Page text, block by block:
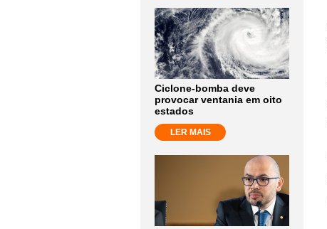
Ciclone-bomba deve
provocar ventania em oito
estados
LER MAIS